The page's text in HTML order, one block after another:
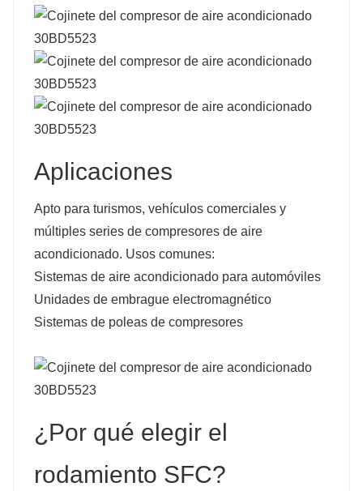
Aplicaciones
Apto para turismos, vehículos comerciales y
múltiples series de compresores de aire
acondicionado. Usos comunes:
Sistemas de aire acondicionado para automóviles
Unidades de embrague electromagnético
Sistemas de poleas de compresores
¿Por qué elegir el
rodamiento SFC?